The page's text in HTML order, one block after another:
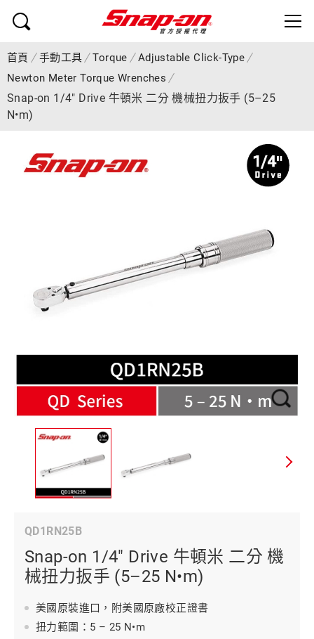
首頁 手動工具 Torque
Adjustable Click-Type
Newton Meter Torque Wrenches
Snap-on 1/4" Drive 牛頓米 二分 機械扭力扳手 (5–25
N•m)
QD1RN25B
Snap-on 1/4" Drive 牛頓米 二分 機
械扭力扳手 (5–25 N•m)
美國原裝進口，附美國原廠校正證書
扭力範圍：5 – 25 N•m